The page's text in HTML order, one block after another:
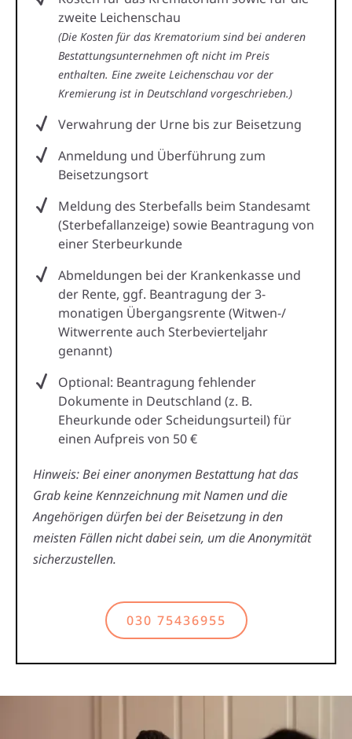
zweite Leichenschau
(Die Kosten für das Krematorium sind bei anderen
Bestattungsunternehmen oft nicht im Preis
enthalten. Eine zweite Leichenschau vor der
Kremierung ist in Deutschland vorgeschrieben.)
Verwahrung der Urne bis zur Beisetzung
Anmeldung und Überführung zum
Beisetzungsort
Meldung des Sterbefalls beim Standesamt
(Sterbefallanzeige) sowie Beantragung von
einer Sterbeurkunde
Abmeldungen bei der Krankenkasse und
der Rente, ggf. Beantragung der 3-
monatigen Übergangsrente (Witwen-/
Witwerrente auch Sterbevierteljahr
genannt)
Optional: Beantragung fehlender
Dokumente in Deutschland (z. B.
Eheurkunde oder Scheidungsurteil) für
einen Aufpreis von 50 €
Hinweis: Bei einer anonymen Bestattung hat das
Grab keine Kennzeichnung mit Namen und die
Angehörigen dürfen bei der Beisetzung in den
meisten Fällen nicht dabei sein, um die Anonymität
sicherzustellen.
030 75436955